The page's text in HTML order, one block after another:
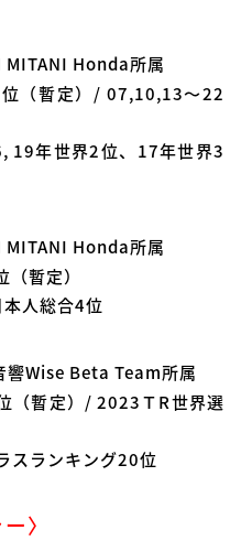
Honda所属
（暫定）/ 07,10,13～22
19年世界2位、17年世界3
MITANI Honda所属
暫定）
人総合4位
Wise Beta Team所属
（暫定）/ 2023ＴR世界選
スランキング20位
〉